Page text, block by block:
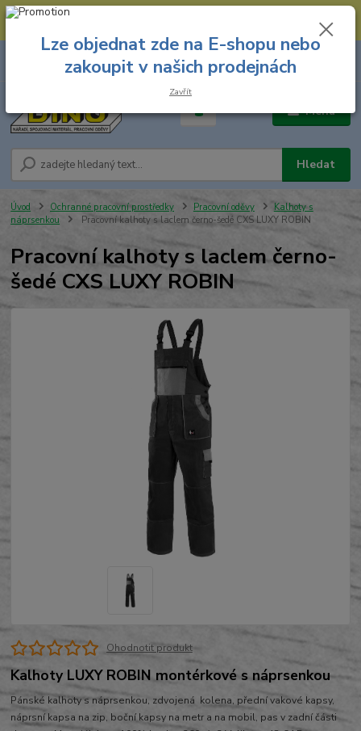
--- Spojovací materiál: 774 431 045 --- Prodejna nářadí: 731 449 423 --
Menu
Hledat
8.00 hod. - 16.00 hod.
za
Úvod Ochranné pracovní prostředky Pracovní oděvy
Kalhoty s
náprsenkou
Pracovní kalhoty s laclem černo-šedé CXS LUXY ROBIN
Pracovní kalhoty s laclem černo-
šedé CXS LUXY ROBIN
Ohodnotit produkt
Kalhoty LUXY ROBIN montérkové s náprsenkou
Pánské kalhoty s náprsenkou, zdvojená kolena, přední vakové kapsy,
náprsní kapsa na zip, boční kapsy na metr a na mobil, pas v zadní části
Lze objednat zde na E-shopu nebo
zakoupit v našich prodejnách
Zavřít